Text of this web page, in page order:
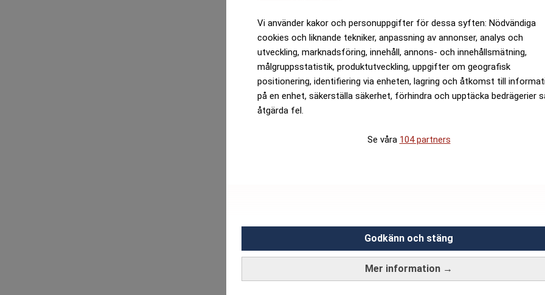
Vi använder kakor och personuppgifter för dessa syften: Nödvändiga
cookies och liknande tekniker, anpassning av annonser, analys och
utveckling, marknadsföring, innehåll, annons- och innehållsmätning,
målgruppsstatistik, produktutveckling, uppgifter om geografisk
positionering, identifiering via enheten, lagring och åtkomst till
på en enhet, säkerställa säkerhet, förhindra och upptäcka bedrägerier
åtgärda fel.
Se våra 104 partners
Mer information →
Godkänn och stäng